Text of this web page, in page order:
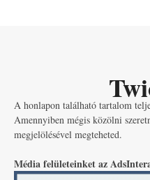
A honlapon található tartalom
Amennyiben mégis közölni
megjelölésével megteheted.
Média felületeinket az